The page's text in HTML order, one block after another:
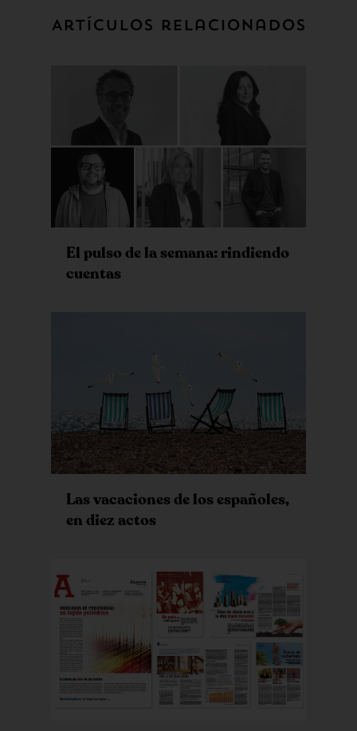
Artículos relacionados
El pulso de la semana: rindiendo
cuentas
Las vacaciones de los españoles,
en diez actos